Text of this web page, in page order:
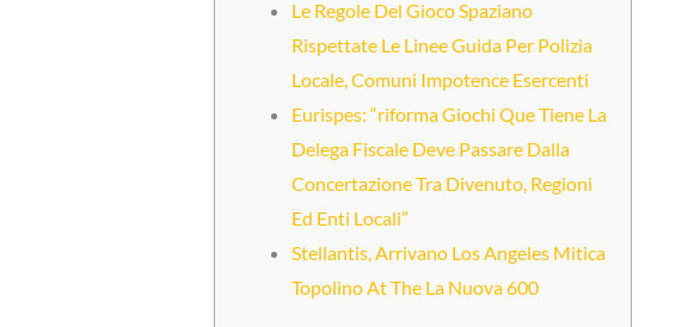
Le Regole Del Gioco Spaziano
Rispettate Le Linee Guida Per Polizia
Locale, Comuni Impotence Esercenti
Eurispes: “riforma Giochi Que Tiene La
Delega Fiscale Deve Passare Dalla
Concertazione Tra Divenuto, Regioni
Ed Enti Locali”
Stellantis, Arrivano Los Angeles Mitica
Topolino At The La Nuova 600